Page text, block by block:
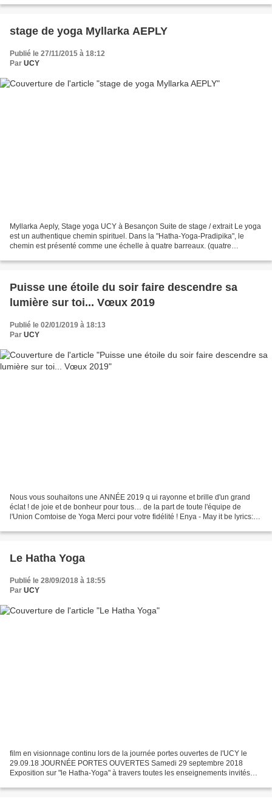
stage de yoga Myllarka AEPLY
Publié le 27/11/2015 à 18:12
Par UCY
Myllarka Aeply, Stage yoga UCY à Besançon Suite de stage / extrait Le yoga
est un authentique chemin spirituel. Dans la "Hatha-Yoga-Pradipika", le
chemin est présenté comme une échelle à quatre barreaux. (quatre
Puisse une étoile du soir faire descendre sa
lumière sur toi... Vœux 2019
Publié le 02/01/2019 à 18:13
Par UCY
Nous vous souhaitons une ANNÉE 2019 q ui rayonne et brille d'un grand
éclat ! de joie et de bonheur pour tous… de la part de toute l'équipe de
l'Union Comtoise de Yoga Merci pour votre fidélité ! Enya - May it be lyrics:
Le Hatha Yoga
Publié le 28/09/2018 à 18:55
Par UCY
film en visionnage continu lors de la journée portes ouvertes de l'UCY le
29.09.18 JOURNÉE PORTES OUVERTES Samedi 29 septembre 2018
Exposition sur "le Hatha-Yoga" à travers toutes les enseignements invités